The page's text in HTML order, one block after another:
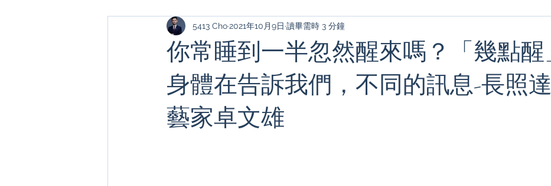
你常睡到一半忽然醒來嗎？「幾點醒
身體在告訴我們，不同的訊息-長照
藝家卓文雄
5413 Cho2021年10月9日 讀畢需時 3 分鐘